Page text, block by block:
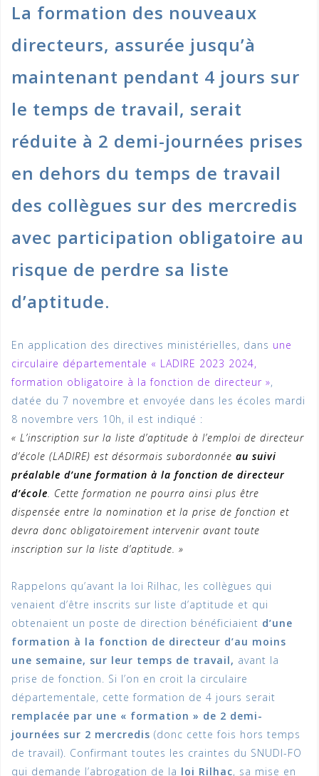
La formation des nouveaux
directeurs, assurée jusqu’à
maintenant pendant 4 jours sur
le temps de travail, serait
réduite à 2 demi-journées prises
en dehors du temps de travail
des collègues sur des mercredis
avec participation obligatoire au
risque de perdre sa liste
d’aptitude.
En application des directives ministérielles, dans une
circulaire départementale « LADIRE 2023 2024,
formation obligatoire à la fonction de directeur »,
datée du 7 novembre et envoyée dans les écoles mardi
8 novembre vers 10h, il est indiqué :
« L’inscription sur la liste d’aptitude à l’emploi de directeur
d’école (LADIRE) est désormais subordonnée au suivi
préalable d’une formation à la fonction de directeur
d’école. Cette formation ne pourra ainsi plus être
dispensée entre la nomination et la prise de fonction et
devra donc obligatoirement intervenir avant toute
inscription sur la liste d’aptitude. »
Rappelons qu’avant la loi Rilhac, les collègues qui
venaient d’être inscrits sur liste d’aptitude et qui
obtenaient un poste de direction bénéficiaient d’une
formation à la fonction de directeur d’au moins
une semaine, sur leur temps de travail, avant la
prise de fonction. Si l’on en croit la circulaire
départementale, cette formation de 4 jours serait
remplacée par une « formation » de 2 demi-
journées sur 2 mercredis (donc cette fois hors temps
de travail). Confirmant toutes les craintes du SNUDI-FO
qui demande l’abrogation de la loi Rilhac, sa mise en